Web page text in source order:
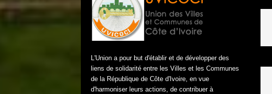
L'Union a pour but d'établir et de développer des
liens de solidarité entre les Villes et les Communes
de la République de Côte d'Ivoire, en vue
d'harmoniser leurs actions, de contribuer à